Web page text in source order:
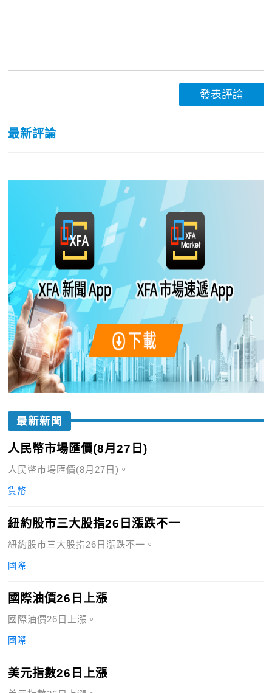
發表評論
最新評論
最新新聞
人民幣市場匯價(8月27日)
人民幣市場匯價(8月27日)。
貨幣
紐約股市三大股指26日漲跌不一
紐約股市三大股指26日漲跌不一。
國際
國際油價26日上漲
國際油價26日上漲。
國際
美元指數26日上漲